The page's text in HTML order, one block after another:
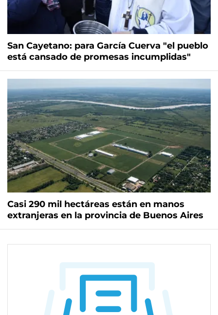
San Cayetano: para García Cuerva "el pueblo
está cansado de promesas incumplidas"
Casi 290 mil hectáreas están en manos
extranjeras en la provincia de Buenos Aires